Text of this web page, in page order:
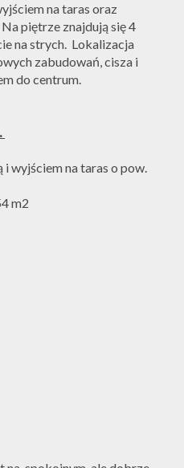
na taras oraz
piętrze znajdują się 4
na strych. Lokalizacja
zabudowań, cisza i
do centrum.
wyjściem na taras o pow.
m2